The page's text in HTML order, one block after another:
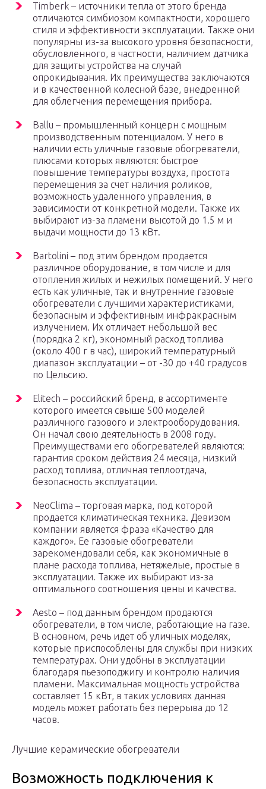
Timberk – источники тепла от этого бренда
отличаются симбиозом компактности, хорошего
стиля и эффективности эксплуатации. Также они
популярны из-за высокого уровня безопасности,
обусловленного, в частности, наличием датчика
для защиты устройства на случай
опрокидывания. Их преимущества заключаются
и в качественной колесной базе, внедренной
для облегчения перемещения прибора.
Ballu – промышленный концерн с мощным
производственным потенциалом. У него в
наличии есть уличные газовые обогреватели,
плюсами которых являются: быстрое
повышение температуры воздуха, простота
перемещения за счет наличия роликов,
возможность удаленного управления, в
зависимости от конкретной модели. Также их
выбирают из-за пламени высотой до 1.5 м и
выдачи мощности до 13 кВт.
Bartolini – под этим брендом продается
различное оборудование, в том числе и для
отопления жилых и нежилых помещений. У него
есть как уличные, так и внутренние газовые
обогреватели с лучшими характеристиками,
безопасным и эффективным инфракрасным
излучением. Их отличает небольшой вес
(порядка 2 кг), экономный расход топлива
(около 400 г в час), широкий температурный
диапазон эксплуатации – от -30 до +40 градусов
по Цельсию.
Elitech – российский бренд, в ассортименте
которого имеется свыше 500 моделей
различного газового и электрооборудования.
Он начал свою деятельность в 2008 году.
Преимуществами его обогревателей являются:
гарантия сроком действия 24 месяца, низкий
расход топлива, отличная теплоотдача,
безопасность эксплуатации.
NeoClima – торговая марка, под которой
продается климатическая техника. Девизом
компании является фраза «Качество для
каждого». Ее газовые обогреватели
зарекомендовали себя, как экономичные в
плане расхода топлива, нетяжелые, простые в
эксплуатации. Также их выбирают из-за
оптимального соотношения цены и качества.
Aesto – под данным брендом продаются
обогреватели, в том числе, работающие на газе.
В основном, речь идет об уличных моделях,
которые приспособлены для службы при низких
температурах. Они удобны в эксплуатации
благодаря пьезоподжигу и контролю наличия
пламени. Максимальная мощность устройства
составляет 15 кВт, в таких условиях данная
модель может работать без перерыва до 12
часов.
Лучшие керамические обогреватели
Возможность подключения к